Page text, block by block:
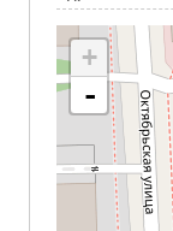
+
-